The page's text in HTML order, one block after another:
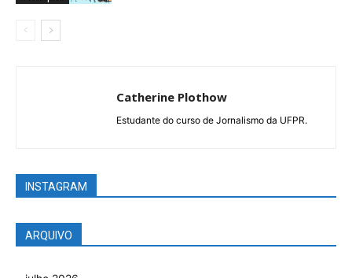
Catherine Plothow
Estudante do curso de Jornalismo da UFPR.
INSTAGRAM
ARQUIVO